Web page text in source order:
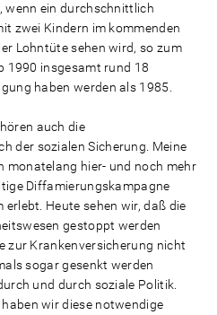
wenn ein durchschnittlich
zwei Kindern im kommenden
Lohntüte sehen wird, so zum
1990 insgesamt rund 18
haben werden als 1985.
auch die
der sozialen Sicherung. Meine
monatelang hier- und noch mehr
Diffamierungskampagne
Heute sehen wir, daß die
gestoppt werden
zur Krankenversicherung nicht
sogar gesenkt werden
und durch soziale Politik.
wir diese notwendige